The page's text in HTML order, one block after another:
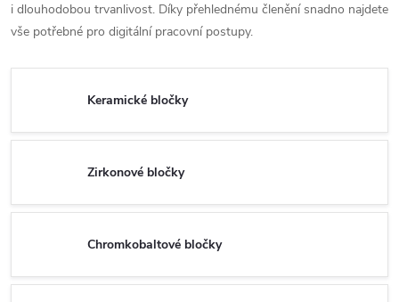
i dlouhodobou trvanlivost. Díky přehlednému členění snadno najdete
vše potřebné pro digitální pracovní postupy.
Keramické bločky
Zirkonové bločky
Chromkobaltové bločky